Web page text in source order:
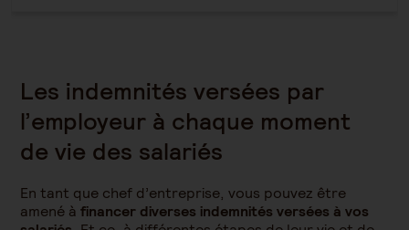
Les indemnités versées par
l’employeur à chaque moment
de vie des salariés
En tant que chef d’entreprise, vous pouvez être
amené à financer diverses indemnités versées à vos